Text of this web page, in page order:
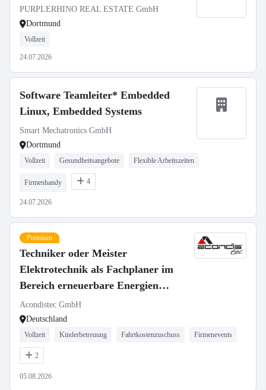
PURPLERHINO REAL ESTATE GmbH
Dortmund
Vollzeit
24.07.2026
Software Teamleiter* Embedded
Linux, Embedded Systems
Smart Mechatronics GmbH
Dortmund
Vollzeit Gesundheitsangebote Flexible Arbeitszeiten
Firmenhandy 4
24.07.2026
Premium
Techniker oder Meister
Elektrotechnik als Fachplaner im
Bereich erneuerbare Energien
(m/w/d)
Acondistec GmbH
Deutschland
Vollzeit Kinderbetreuung Fahrtkostenzuschuss Firmenevents
2
05.08.2026